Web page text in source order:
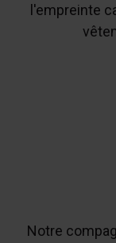
l'empreinte
Notre